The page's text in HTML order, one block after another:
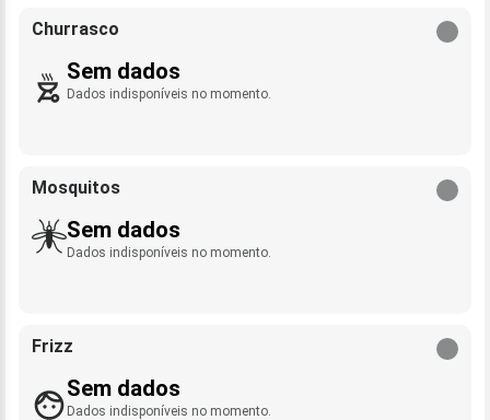
Churrasco
Sem dados
Dados indisponíveis no momento.
Mosquitos
Sem dados
Dados indisponíveis no momento.
Frizz
Sem dados
Dados indisponíveis no momento.